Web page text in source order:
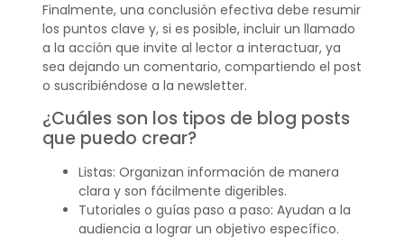
Finalmente, una conclusión efectiva debe resumir
los puntos clave y, si es posible, incluir un llamado
a la acción que invite al lector a interactuar, ya
sea dejando un comentario, compartiendo el post
o suscribiéndose a la newsletter.
¿Cuáles son los tipos de blog posts
que puedo crear?
Listas: Organizan información de manera
clara y son fácilmente digeribles.
Tutoriales o guías paso a paso: Ayudan a la
audiencia a lograr un objetivo específico.